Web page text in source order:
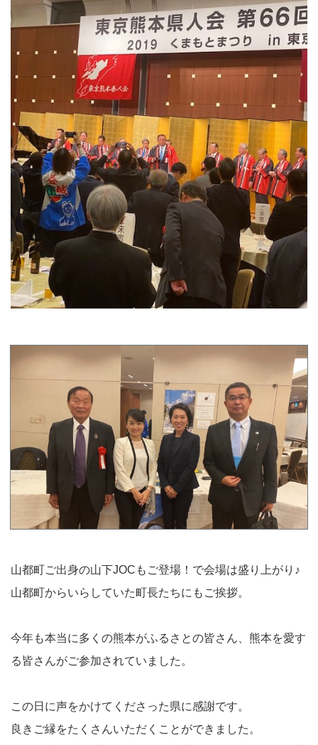
山都町ご出身の山下JOCもご登場！で会場は盛り上がり♪
山都町からいらしていた町長たちにもご挨拶。
今年も本当に多くの熊本がふるさとの皆さん、熊本を愛す
る皆さんがご参加されていました。
この日に声をかけてくださった県に感謝です。
良きご縁をたくさんいただくことができました。